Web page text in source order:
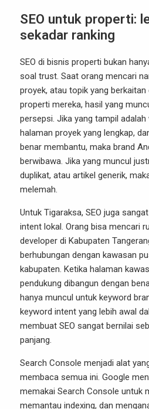
SEO untuk properti:
sekadar ranking
SEO di bisnis properti bukan
soal trust. Saat orang mencari
proyek, atau topik yang berkaitan
properti mereka, hasil yang
persepsi. Jika yang tampil adalah
halaman proyek yang lengkap,
benar membantu, maka brand
berwibawa. Jika yang muncul
duplikat, atau artikel generik,
melemah.
Untuk Tigaraksa, SEO juga
intent lokal. Orang bisa mencari
developer di Kabupaten
berhubungan dengan kawasan
kabupaten. Ketika halaman
pendukung dibangun dengan
hanya muncul untuk keyword
keyword intent yang lebih awal
membuat SEO sangat bernilai
panjang.
Search Console menjadi alat
membaca semua ini. Google
memakai Search Console untuk
memantau indexing, dan